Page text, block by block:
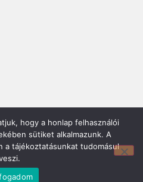
29
hogy a honlap felhasználói
sütiket alkalmazunk. A
a tájékoztatásunkat tudomásul